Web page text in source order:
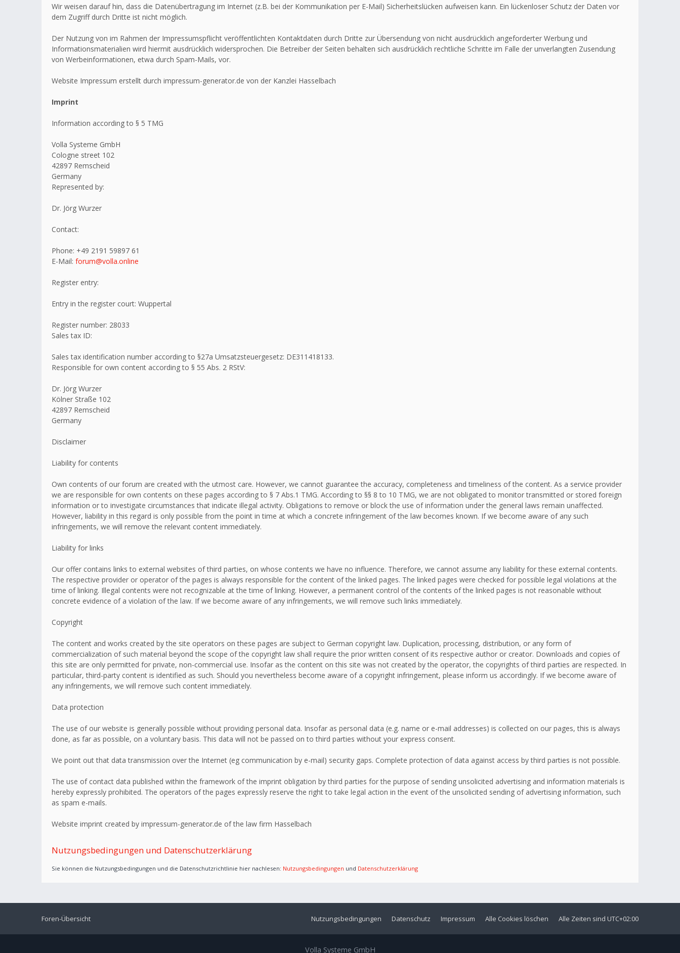
Wir weisen darauf hin, dass die Datenübertragung im Internet (z.B. bei der Kommunikation per E-Mail) Sicherheitslücken aufweisen kann. Ein lückenloser Schutz der Daten vor
dem Zugriff durch Dritte ist nicht möglich.
Der Nutzung von im Rahmen der Impressumspflicht veröffentlichten Kontaktdaten durch Dritte zur Übersendung von nicht ausdrücklich angeforderter Werbung und
Informationsmaterialien wird hiermit ausdrücklich widersprochen. Die Betreiber der Seiten behalten sich ausdrücklich rechtliche Schritte im Falle der unverlangten Zusendung
von Werbeinformationen, etwa durch Spam-Mails, vor.
Website Impressum erstellt durch impressum-generator.de von der Kanzlei Hasselbach
Imprint
Information according to § 5 TMG
Volla Systeme GmbH
Cologne street 102
42897 Remscheid
Germany
Represented by:
Dr. Jörg Wurzer
Contact:
Phone: +49 2191 59897 61
E-Mail: forum@volla.online
Register entry:
Entry in the register court: Wuppertal
Register number: 28033
Sales tax ID:
Sales tax identification number according to §27a Umsatzsteuergesetz: DE311418133.
Responsible for own content according to § 55 Abs. 2 RStV:
Dr. Jörg Wurzer
Kölner Straße 102
42897 Remscheid
Germany
Disclaimer
Liability for contents
Own contents of our forum are created with the utmost care. However, we cannot guarantee the accuracy, completeness and timeliness of the content. As a service provider
we are responsible for own contents on these pages according to § 7 Abs.1 TMG. According to §§ 8 to 10 TMG, we are not obligated to monitor transmitted or stored foreign
information or to investigate circumstances that indicate illegal activity. Obligations to remove or block the use of information under the general laws remain unaffected.
However, liability in this regard is only possible from the point in time at which a concrete infringement of the law becomes known. If we become aware of any such
infringements, we will remove the relevant content immediately.
Liability for links
Our offer contains links to external websites of third parties, on whose contents we have no influence. Therefore, we cannot assume any liability for these external contents.
The respective provider or operator of the pages is always responsible for the content of the linked pages. The linked pages were checked for possible legal violations at the
time of linking. Illegal contents were not recognizable at the time of linking. However, a permanent control of the contents of the linked pages is not reasonable without
concrete evidence of a violation of the law. If we become aware of any infringements, we will remove such links immediately.
Copyright
The content and works created by the site operators on these pages are subject to German copyright law. Duplication, processing, distribution, or any form of
commercialization of such material beyond the scope of the copyright law shall require the prior written consent of its respective author or creator. Downloads and copies of
this site are only permitted for private, non-commercial use. Insofar as the content on this site was not created by the operator, the copyrights of third parties are respected. In
particular, third-party content is identified as such. Should you nevertheless become aware of a copyright infringement, please inform us accordingly. If we become aware of
any infringements, we will remove such content immediately.
Data protection
The use of our website is generally possible without providing personal data. Insofar as personal data (e.g. name or e-mail addresses) is collected on our pages, this is always
done, as far as possible, on a voluntary basis. This data will not be passed on to third parties without your express consent.
We point out that data transmission over the Internet (eg communication by e-mail) security gaps. Complete protection of data against access by third parties is not possible.
The use of contact data published within the framework of the imprint obligation by third parties for the purpose of sending unsolicited advertising and information materials is
hereby expressly prohibited. The operators of the pages expressly reserve the right to take legal action in the event of the unsolicited sending of advertising information, such
as spam e-mails.
Website imprint created by impressum-generator.de of the law firm Hasselbach
Nutzungsbedingungen und Datenschutzerklärung
Sie können die Nutzungsbedingungen und die Datenschutzrichtlinie hier nachlesen: Nutzungsbedingungen und Datenschutzerklärung
Foren-Übersicht Alle Zeiten sind UTC+02:00
Alle Cookies löschen
Impressum
Datenschutz
Nutzungsbedingungen
Volla Systeme GmbH